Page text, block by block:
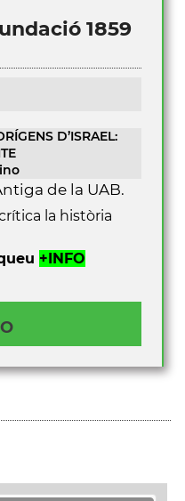
1859
D’ISRAEL:
de la UAB.
la història
+INFO